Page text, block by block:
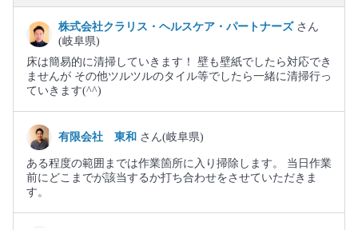
株式会社クラリス・ヘルスケア・パートナーズ さん
(岐阜県)
床は簡易的に清掃していきます！ 壁も壁紙でしたら対応でき
ませんが その他ツルツルのタイル等でしたら一緒に清掃行っ
ていきます(⁠^⁠^⁠)
有限会社 東和 さん(岐阜県)
ある程度の範囲までは作業箇所に入り掃除します。 当日作業
前にどこまでが該当するか打ち合わせをさせていただきま
す。